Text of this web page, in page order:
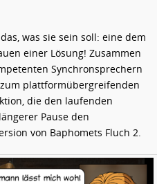
was sie sein soll: eine dem
einer Lösung! Zusammen
Synchronsprechern
plattformübergreifenden
die den laufenden
Pause den
von Baphomets Fluch 2.